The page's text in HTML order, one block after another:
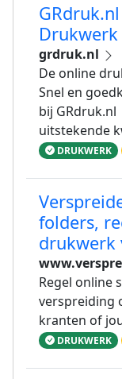
Drukwerk
grdruk.nl
De online
Snel en
bij GRdruk.nl
uitstekende
DRUKWERK
folders,
drukwerk
Regel online
verspreiding
kranten of
DRUKWERK